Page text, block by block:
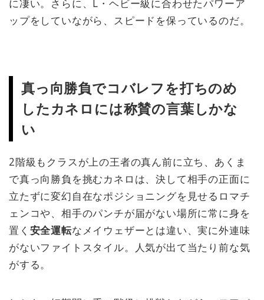
に凄い。さらに、L・ヘビー級に合わせたパワーア
ップをしていながら、スピードを保っているのだ。
真っ向勝負でコバレフを打ちのめ
したカネロには称賛の言葉しかな
い
2階級もクラスが上の王者の真ん前に立ち、あくま
で真っ向勝負を挑むカネロは、決して相手の正面に
立たずに変幻自在なポジショニングを見せるロマチ
ェンコや、相手のパンチが届がない場所に常に身を
置く 安全運転なメイウェザーとは違い、実に外連味
がないファイトスタイル。人気が出て当たり前な気
がする。